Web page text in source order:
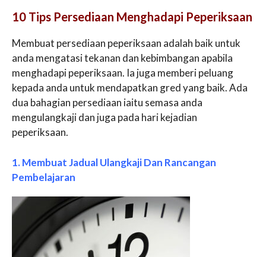
10 Tips Persediaan Menghadapi Peperiksaan
Membuat persediaan peperiksaan adalah baik untuk
anda mengatasi tekanan dan kebimbangan apabila
menghadapi peperiksaan. Ia juga memberi peluang
kepada anda untuk mendapatkan gred yang baik. Ada
dua bahagian persediaan iaitu semasa anda
mengulangkaji dan juga pada hari kejadian
peperiksaan.
1. Membuat Jadual Ulangkaji Dan Rancangan
Pembelajaran